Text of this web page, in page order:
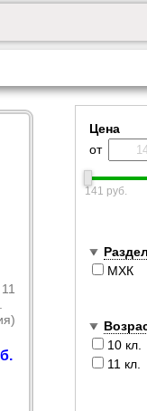
Цена
от
141 руб.
Раздел
МХК
10 кл.
11 кл.